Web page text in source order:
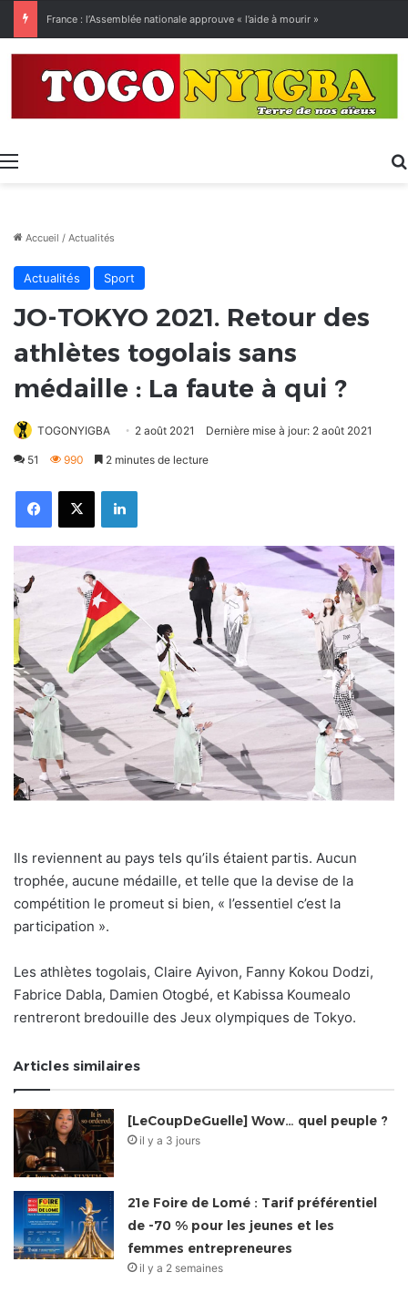
France : l’Assemblée nationale approuve « l’aide à mourir »
Menu
Accueil / Actualités
Actualités Sport
JO-TOKYO 2021. Retour des
athlètes togolais sans
médaille : La faute à qui ?
TOGONYIGBA 2 août 2021 Dernière mise à jour: 2 août 2021
51 990 2 minutes de lecture
FacebookX Linkedin
Ils reviennent au pays tels qu’ils étaient partis. Aucun
trophée, aucune médaille, et telle que la devise de la
compétition le promeut si bien, « l’essentiel c’est la
participation ».
Les athlètes togolais, Claire Ayivon, Fanny Kokou Dodzi,
Fabrice Dabla, Damien Otogbé, et Kabissa Koumealo
rentreront bredouille des Jeux olympiques de Tokyo.
Articles similaires
[LeCoupDeGuelle] Wow… quel peuple ?
il y a 3 jours
21e Foire de Lomé : Tarif préférentiel
de -70 % pour les jeunes et les
femmes entrepreneures
il y a 2 semaines